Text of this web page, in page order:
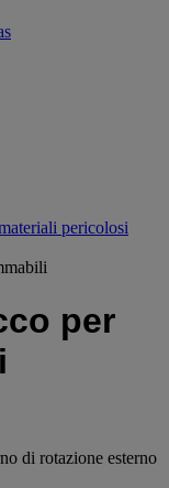
pericolosi
per
di rotazione esterno